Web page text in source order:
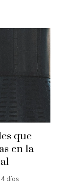
que
en la
días